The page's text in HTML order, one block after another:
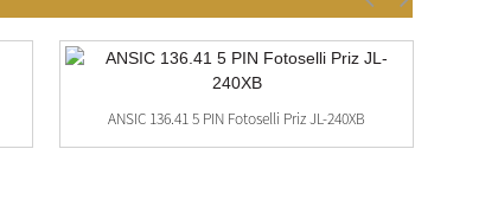
ANSIC 136.41 5 PIN Fotoselli Priz JL-240XB